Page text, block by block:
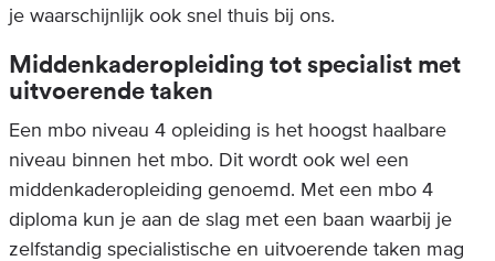
je waarschijnlijk ook snel thuis bij ons.
Middenkaderopleiding tot specialist met
uitvoerende taken
Een mbo niveau 4 opleiding is het hoogst haalbare
niveau binnen het mbo. Dit wordt ook wel een
middenkaderopleiding genoemd. Met een mbo 4
diploma kun je aan de slag met een baan waarbij je
zelfstandig specialistische en uitvoerende taken mag